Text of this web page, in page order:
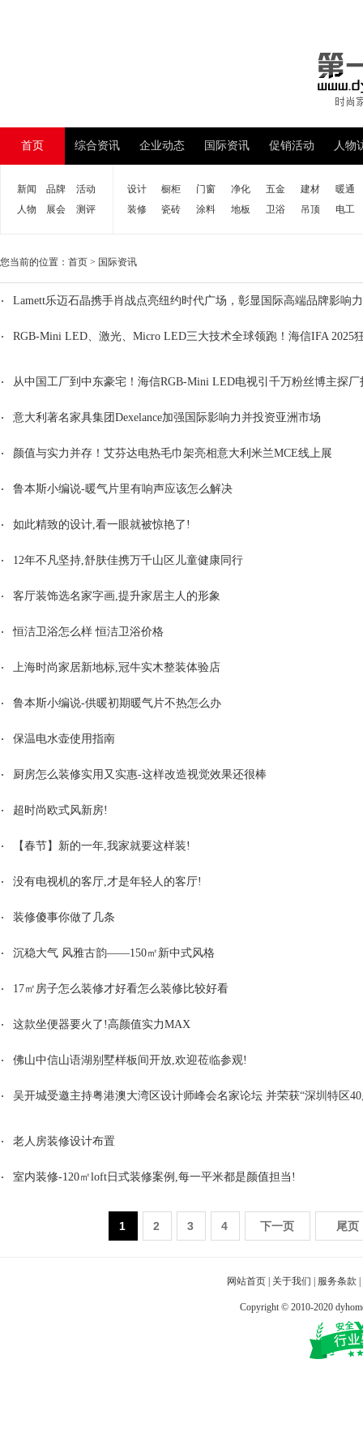
首页 综合资讯 企业动态 国际资讯 促销活动 人物
新闻 品牌
活动
人物
展会 测评
设计 橱柜 门窗 净化 五金 建材
暖通
装修
瓷砖 涂料 地板 卫浴 吊顶 电工
您当前的位置： 首页 > 国际资讯
Lamett乐迈石晶携手肖战点亮纽约时代广场，彰显国际高端品牌影响力
RGB-Mini LED、激光、Micro LED三大技术全球领跑！海信IFA 2025
从中国工厂到中东豪宅！海信RGB-Mini LED电视引千万粉丝博主探厂
意大利著名家具集团Dexelance加强国际影响力并投资亚洲市场
颜值与实力并存！艾芬达电热毛巾架亮相意大利米兰MCE线上展
鲁本斯小编说-暖气片里有响声应该怎么解决
如此精致的设计,看一眼就被惊艳了!
12年不凡坚持,舒肤佳携万千山区儿童健康同行
客厅装饰选名家字画,提升家居主人的形象
恒洁卫浴怎么样 恒洁卫浴价格
上海时尚家居新地标,冠牛实木整装体验店
鲁本斯小编说-供暖初期暖气片不热怎么办
保温电水壶使用指南
厨房怎么装修实用又实惠-这样改造视觉效果还很棒
超时尚欧式风新房!
【春节】新的一年,我家就要这样装!
没有电视机的客厅,才是年轻人的客厅!
装修傻事你做了几条
沉稳大气 风雅古韵——150㎡新中式风格
17㎡房子怎么装修才好看怎么装修比较好看
这款坐便器要火了!高颜值实力MAX
佛山中信山语湖别墅样板间开放,欢迎莅临参观!
吴开城受邀主持粤港澳大湾区设计师峰会名家论坛 并荣获“深圳特区
老人房装修设计布置
室内装修-120㎡loft日式装修案例,每一平米都是颜值担当!
1 2 3 4 下一页 尾页
网站首页 关于我们 服务条款
Copyright © 2010-2020